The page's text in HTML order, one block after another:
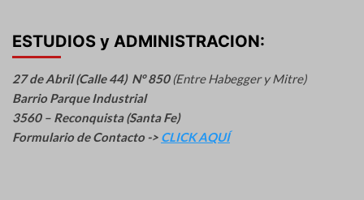
ESTUDIOS y ADMINISTRACION:
27 de Abril (Calle 44) N° 850(Entre Habegger y Mitre)
Barrio Parque Industrial
3560 – Reconquista (Santa Fe)
Formulario de Contacto -> CLICK AQUÍ